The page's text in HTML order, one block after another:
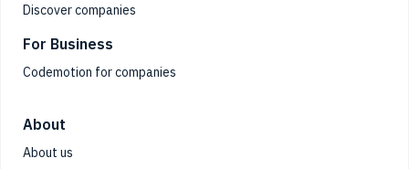
Discover companies
For Business
Codemotion for companies
About
About us